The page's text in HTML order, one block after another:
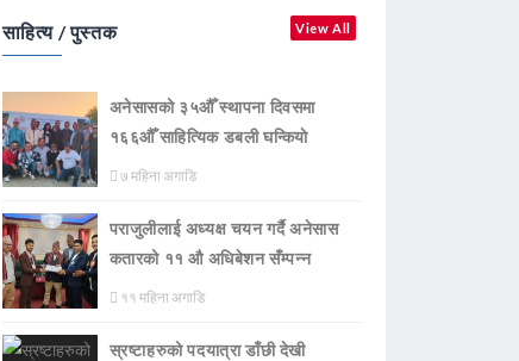
साहित्य / पुस्तक View All
अनेसासको ३५औँ स्थापना दिवसमा
१६६औँ साहित्यिक डबली घन्कियाे
७ महिना अगाडि
पराजुलीलाई अध्यक्ष चयन गर्दै अनेसास
कतारको ११ औ अधिबेशन सँम्पन्न
११ महिना अगाडि
स्रष्टाहरुको पदयात्रा डाँछी देखी